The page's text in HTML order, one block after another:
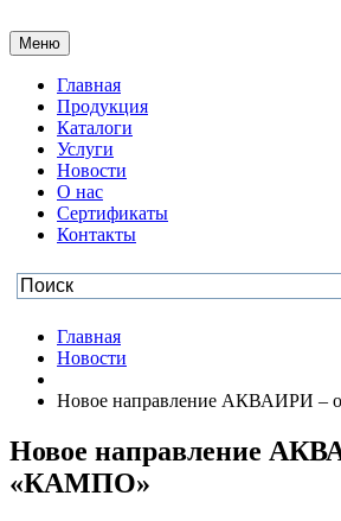
Меню
Главная
Продукция
Каталоги
Услуги
Новости
О нас
Сертификаты
Контакты
Главная
Новости
Новое направление АКВАИРИ –
Новое направление
«КАМПО»